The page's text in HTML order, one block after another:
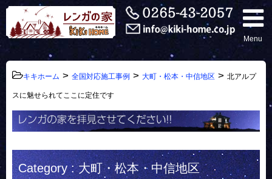
Menu
キキホーム > 全国対応施工事例 > 大町・松本・中信地区 > 北アルプ
スに魅せられてここに定住です
Category : 大町・松本・中信地区